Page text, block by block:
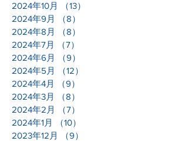
2024年10月
（13）
2024年9月
（8）
2024年8月
（8）
2024年7月
（7）
2024年6月
（9）
2024年5月
（12）
2024年4月
（9）
2024年3月
（8）
2024年2月
（7）
2024年1月
（10）
2023年12月
（9）